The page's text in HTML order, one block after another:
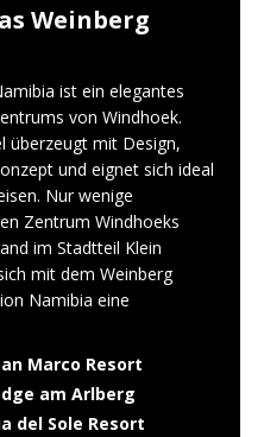
Weinberg
ist ein elegantes
von Windhoek.
überzeugt mit Design,
und eignet sich ideal
Nur wenige
Zentrum Windhoeks
im Stadtteil Klein
mit dem Weinberg
Namibia eine
Marco Resort
am Arlberg
del Sole Resort